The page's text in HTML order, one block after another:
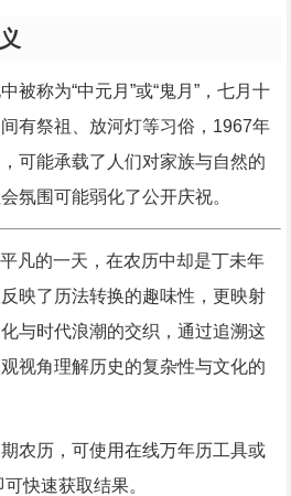
被称为“中元月”或“鬼月”，七月十
有祭祖、放河灯等习俗，1967年
可能承载了人们对家族与自然的
氛围可能弱化了公开庆祝。
凡的一天，在农历中却是丁未年
映了历法转换的趣味性，更映射
与时代浪潮的交织，通过追溯这
视角理解历史的复杂性与文化的
农历，可使用在线万年历工具或
快速获取结果。